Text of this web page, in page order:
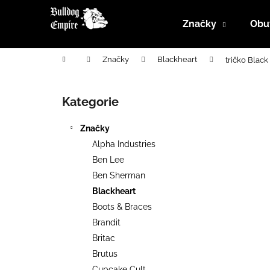
Značky
Domů Značky Blackheart tričko Black
Přeskočit
kategorie
Kategorie
Značky
Alpha Industries
Ben Lee
Ben Sherman
Blackheart
Boots & Braces
Brandit
Britac
Brutus
í
Zpět
do
Zpět
do